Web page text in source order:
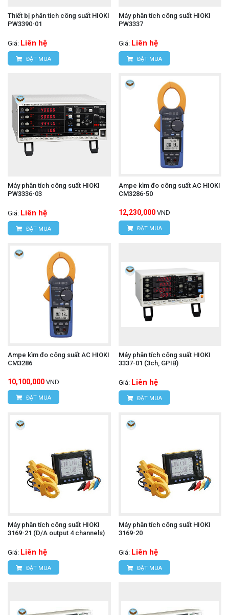
Thiết bị phân tích công suất HIOKI
PW3390-01
Giá: Liên hệ
ĐẶT MUA
Máy phân tích công suất HIOKI
PW3337
Giá: Liên hệ
ĐẶT MUA
Máy phân tích công suất HIOKI
PW3336-03
Giá: Liên hệ
ĐẶT MUA
Ampe kìm đo công suất AC HIOKI
CM3286-50
12,230,000 VND
ĐẶT MUA
Ampe kìm đo công suất AC HIOKI
CM3286
10,100,000 VND
ĐẶT MUA
Máy phân tích công suất HIOKI
3337-01 (3ch, GPIB)
Giá: Liên hệ
ĐẶT MUA
Máy phân tích công suất HIOKI
3169-21 (D/A output 4 channels)
Giá: Liên hệ
ĐẶT MUA
Máy phân tích công suất HIOKI
3169-20
Giá: Liên hệ
ĐẶT MUA